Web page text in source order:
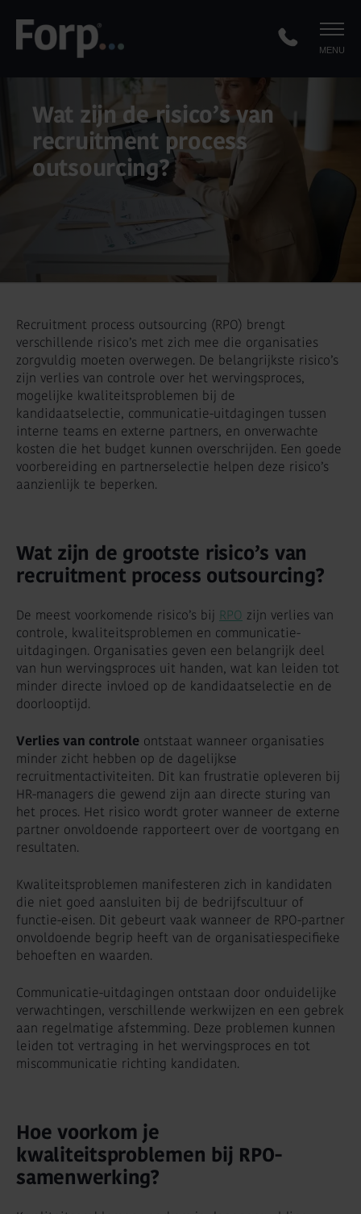
MENU
Wat zijn de risico’s van
recruitment process
outsourcing?
Recruitment process outsourcing (RPO) brengt
verschillende risico’s met zich mee die organisaties
zorgvuldig moeten overwegen. De belangrijkste risico’s
zijn verlies van controle over het wervingsproces,
mogelijke kwaliteitsproblemen bij de
kandidaatselectie, communicatie-uitdagingen tussen
interne teams en externe partners, en onverwachte
kosten die het budget kunnen overschrijden. Een goede
voorbereiding en partnerselectie helpen deze risico’s
aanzienlijk te beperken.
Wat zijn de grootste risico’s van
recruitment process outsourcing?
De meest voorkomende risico’s bij RPO zijn verlies van
controle, kwaliteitsproblemen en communicatie-
uitdagingen. Organisaties geven een belangrijk deel
van hun wervingsproces uit handen, wat kan leiden tot
minder directe invloed op de kandidaatselectie en de
doorlooptijd.
Verlies van controle ontstaat wanneer organisaties
minder zicht hebben op de dagelijkse
recruitmentactiviteiten. Dit kan frustratie opleveren bij
HR-managers die gewend zijn aan directe sturing van
het proces. Het risico wordt groter wanneer de externe
partner onvoldoende rapporteert over de voortgang en
resultaten.
Kwaliteitsproblemen manifesteren zich in kandidaten
die niet goed aansluiten bij de bedrijfscultuur of
functie-eisen. Dit gebeurt vaak wanneer de RPO-partner
onvoldoende begrip heeft van de organisatiespecifieke
behoeften en waarden.
Communicatie-uitdagingen ontstaan door onduidelijke
verwachtingen, verschillende werkwijzen en een gebrek
aan regelmatige afstemming. Deze problemen kunnen
leiden tot vertraging in het wervingsproces en tot
miscommunicatie richting kandidaten.
Hoe voorkom je
kwaliteitsproblemen bij RPO-
samenwerking?